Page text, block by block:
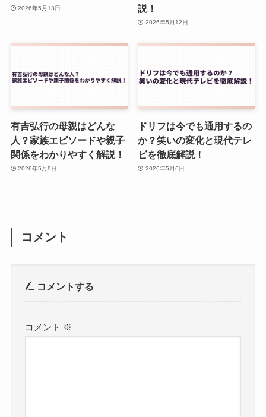
2026年5月13日
説！
2026年5月12日
有吉弘行の母親はどんな
人？家族エピソードや親子
関係をわかりやすく解説！
2026年5月9日
ドリフは今でも通用するの
か？笑いの変化と現代テレ
ビを徹底解説！
2026年5月6日
コメント
コメントする
コメント ※